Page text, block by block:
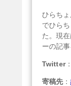
ひらち
でひら
た。現
ーの記事
Twitter：
寄稿先 ：